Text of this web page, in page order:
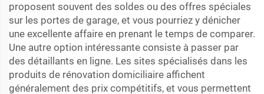
proposent souvent des soldes ou des offres spéciales
sur les portes de garage, et vous pourriez y dénicher
une excellente affaire en prenant le temps de comparer.
Une autre option intéressante consiste à passer par
des détaillants en ligne. Les sites spécialisés dans les
produits de rénovation domiciliaire affichent
généralement des prix compétitifs, et vous permettent